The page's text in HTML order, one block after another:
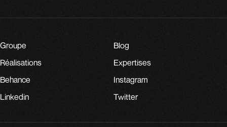
Groupe
Blog
Réalisations
Expertises
Behance
Instagram
Linkedin
Twitter